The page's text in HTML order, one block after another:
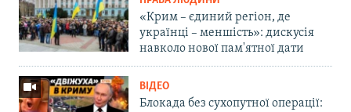
«Крим – єдиний регіон, де
українці – меншість»: дискусія
навколо нової пам'ятної дати
ВІДЕО
Блокада без сухопутної операції: